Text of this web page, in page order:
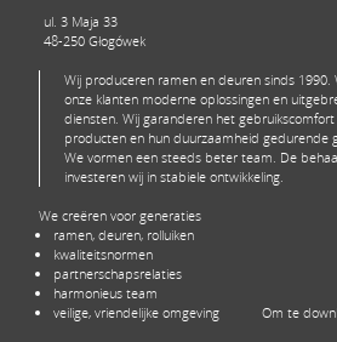
ul. 3 Maja 33
48-250 Głogówek
Wij produceren ramen en deuren sinds 1990.
onze klanten moderne oplossingen en
diensten. Wij garanderen het gebruikscomfort
producten en hun duurzaamheid gedurende
We vormen een steeds beter team. De
investeren wij in stabiele ontwikkeling.
We creëren voor generaties
ramen, deuren, rolluiken
kwaliteitsnormen
partnerschapsrelaties
harmonieus team
veilige, vriendelijke omgeving
Om te